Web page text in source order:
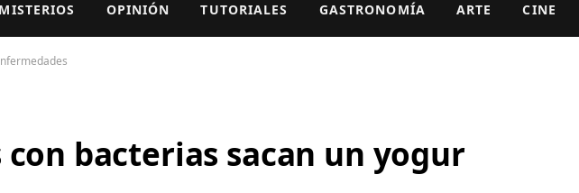
MISTERIOS OPINIÓN TUTORIALES GASTRONOMÍA ARTE CINE
bacterias sacan un yogur